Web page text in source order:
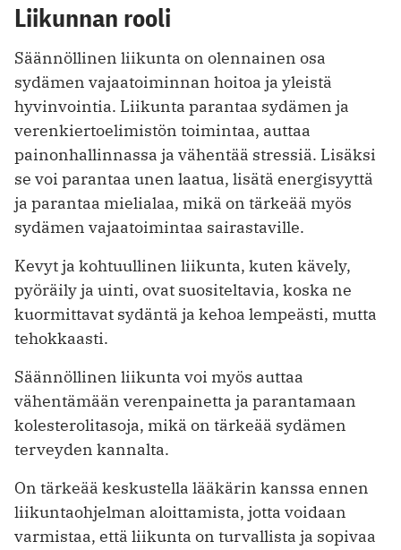
Liikunnan rooli
Säännöllinen liikunta on olennainen osa
sydämen vajaatoiminnan hoitoa ja yleistä
hyvinvointia. Liikunta parantaa sydämen ja
verenkiertoelimistön toimintaa, auttaa
painonhallinnassa ja vähentää stressiä. Lisäksi
se voi parantaa unen laatua, lisätä energisyyttä
ja parantaa mielialaa, mikä on tärkeää myös
sydämen vajaatoimintaa sairastaville.
Kevyt ja kohtuullinen liikunta, kuten kävely,
pyöräily ja uinti, ovat suositeltavia, koska ne
kuormittavat sydäntä ja kehoa lempeästi, mutta
tehokkaasti.
Säännöllinen liikunta voi myös auttaa
vähentämään verenpainetta ja parantamaan
kolesterolitasoja, mikä on tärkeää sydämen
terveyden kannalta.
On tärkeää keskustella lääkärin kanssa ennen
liikuntaohjelman aloittamista, jotta voidaan
varmistaa, että liikunta on turvallista ja sopivaa